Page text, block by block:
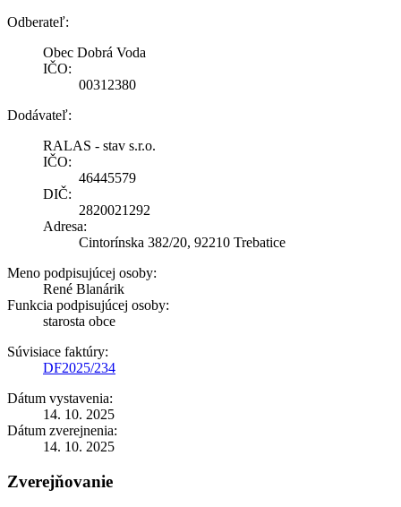
Odberateľ:
Obec Dobrá Voda
IČO:
00312380
Dodávateľ:
RALAS - stav s.r.o.
IČO:
46445579
DIČ:
2820021292
Adresa:
Cintorínska 382/20, 92210 Trebatice
Meno podpisujúcej osoby:
René Blanárik
Funkcia podpisujúcej osoby:
starosta obce
Súvisiace faktúry:
DF2025/234
Dátum vystavenia:
14. 10. 2025
Dátum zverejnenia:
14. 10. 2025
Zverejňovanie